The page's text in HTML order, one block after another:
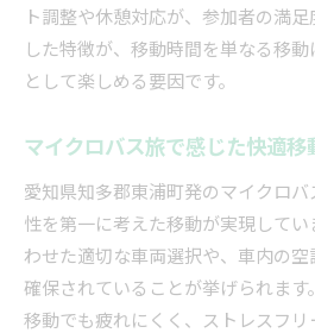
ト調整や休憩対応が、参加者の満
した特徴が、移動時間を単なる移
として楽しめる要因です。
マイクロバス旅で感じた快適
愛知県知多郡東浦町発のマイクロ
性を第一に考えた移動が実現して
わせた適切な車両選択や、車内の
確保されていることが挙げられます
移動でも疲れにくく、ストレスフリ